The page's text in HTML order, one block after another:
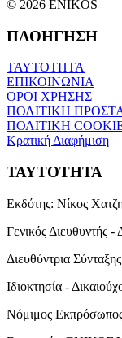
© 2026 ENIKOS
ΠΛΟΗΓΗΣΗ
ΤΑΥΤΟΤΗΤΑ
ΕΠΙΚΟΙΝΩΝΙΑ
ΟΡΟΙ ΧΡΗΣΗΣ
ΠΟΛΙΤΙΚΗ
ΠΟΛΙΤΙΚΗ
Κρατική Διαφήμιση
ΤΑΥΤΟΤΗΤΑ
Εκδότης: Νίκος
Γενικός Διευθυντής -
Διευθύντρια
Ιδιοκτησία -
Νόμιμος